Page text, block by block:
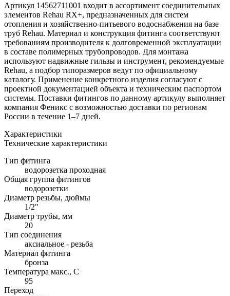
Артикул 14562711001 входит в ассортимент соединительных
элементов Rehau RX+, предназначенных для систем
отопления и хозяйственно-питьевого водоснабжения на базе
труб Rehau. Материал и конструкция фитинга соответствуют
требованиям производителя к долговременной эксплуатации
в составе полимерных трубопроводов. Для монтажа
используют надвижные гильзы и инструмент, рекомендуемые
Rehau, а подбор типоразмеров ведут по официальному
каталогу. Применение конкретного изделия согласуют с
проектной документацией объекта и техническим паспортом
системы. Поставки фитингов по данному артикулу выполняет
компания Феникс с возможностью доставки по регионам
России в течение 1–7 дней.
Характеристики
Технические характеристики
Тип фитинга
водорозетка проходная
Общая группа фитингов
водорозетки
Диаметр резьбы, дюймы
1/2"
Диаметр трубы, мм
20
Тип соединения
аксиальное - резьба
Материал фитинга
бронза
Температура макс., С
95
Переход